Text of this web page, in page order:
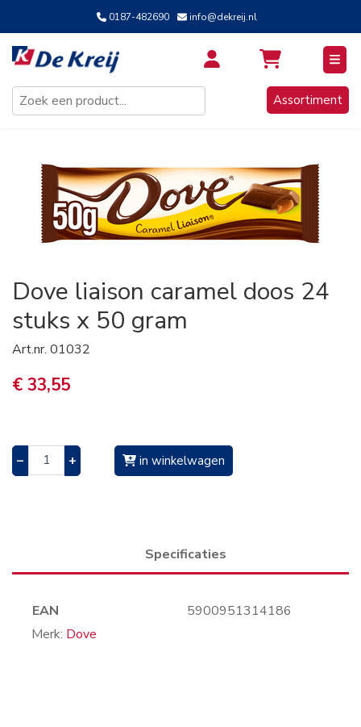
0187-482690 info@dekreij.nl
Inloggen / Aanmelden
Assortiment
Dove liaison caramel doos 24
stuks x 50 gram
Art.nr. 01032
€ 33,55
– + in winkelwagen
Specificaties
EAN
5900951314186
Merk: Dove